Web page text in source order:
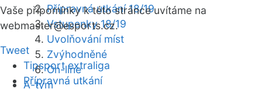
Přípravná utkání 18/19
Vstupenky 18/19
Uvolňování míst
Zvýhodněné
On-line
A-tým
Vaše připomínky k této stránce uvítáme na
webmaster@esports.cz.
Tweet
Tipsport extraliga
Přípravná utkání